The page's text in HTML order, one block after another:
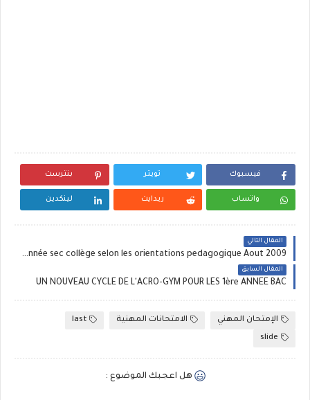
فيسبوك تويتر بنترست
واتساب ريدايت لينكدين
المقال التالي
Un nouveau cycle de 10 seances de basket ball pour les 1ére année sec collège selon les orientations pedagogique Aout 2009
المقال السابق
UN NOUVEAU CYCLE DE L'ACRO-GYM POUR LES 1ère ANNEE BAC
الإمتحان المهني الامتحانات المهنية
last
slide
هل اعجبك الموضوع :